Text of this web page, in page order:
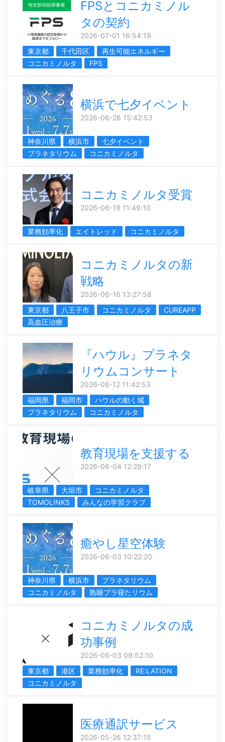
FPSとコニカミノル
タの契約
2026-07-01 16:54:19
東京都
千代田区
再生可能エネルギー
コニカミノルタ
FPS
横浜で七夕イベント
2026-06-26 15:42:53
神奈川県 横浜市
七夕イベント
プラネタリウム
コニカミノルタ
コニカミノルタ受賞
2026-06-19 11:49:10
業務効率化 エイトレッド コニカミノルタ
コニカミノルタの新
戦略
2026-06-16 13:27:58
東京都
八王子市 コニカミノルタ
CUREAPP
高血圧治療
『ハウル』プラネタ
リウムコンサート
2026-06-12 11:42:53
福岡県
福岡市
ハウルの動く城
プラネタリウム
コニカミノルタ
教育現場を支援する
2026-06-04 12:29:17
岐阜県 大垣市
コニカミノルタ
TOMOLINKS
みんなの学習クラブ
癒やし星空体験
2026-06-03 10:22:20
神奈川県 横浜市
プラネタリウム
コニカミノルタ
熟睡プラ寝たリウム
コニカミノルタの成
功事例
2026-06-03 09:52:10
東京都
港区 業務効率化
RE:LATION
コニカミノルタ
医療通訳サービス
2026-05-26 12:37:15